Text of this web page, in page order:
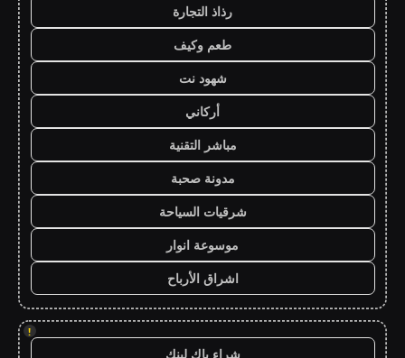
رذاذ التجارة
طعم وكيف
شهود نت
أركاني
مباشر التقنية
مدونة صحبة
شرقيات السياحة
موسوعة انوار
اشراق الأرباح
!
شراء باك لينك